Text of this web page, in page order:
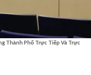
Thành Phố Trực Tiếp Và Trực